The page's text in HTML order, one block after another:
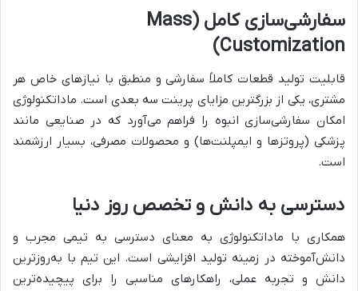
سفارشی‌سازی کامل (Mass
Customization)
قابلیت تولید قطعات کاملاً سفارشی و منطبق با نیازهای خاص هر
مشتری، یکی از بزرگترین مزایای پرینت سه بعدی است. ماداتکنولوژی
امکان سفارشی‌سازی انبوه را فراهم می‌آورد که در صنایعی مانند
پزشکی (پروتزها و ایمپلنت‌ها) و محصولات مصرفی، بسیار ارزشمند
است.
دسترسی به دانش و تخصص روز دنیا
همکاری با ماداتکنولوژی به معنای دسترسی به تیمی مجرب و
دانش‌آموخته در زمینه تولید افزایشی است. این تیم با به‌روزترین
دانش و تجربه عملی، راهکارهای مناسبی را برای پیچیده‌ترین